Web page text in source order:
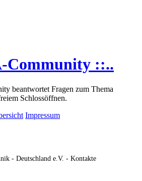
Community ::..
beantwortet Fragen zum Thema
Schlossöffnen.
Impressum
- Deutschland e.V. - Kontakte